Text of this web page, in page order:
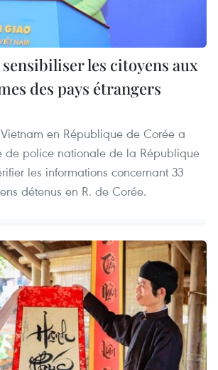
sensibiliser les citoyens aux
des pays étrangers
en République de Corée a
de police nationale de la République
les informations concernant 33
détenus en R. de Corée.